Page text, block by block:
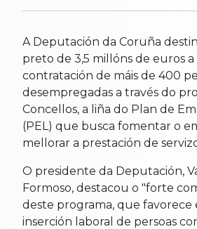
A Deputación da Coruña
preto de 3,5 millóns de euros a
contratación de máis de 400
desempregadas a través do
Concellos, a liña do Plan de
(PEL) que busca fomentar o
mellorar a prestación de
O presidente da Deputación,
Formoso, destacou o "forte
deste programa, que favorece
inserción laboral de persoas